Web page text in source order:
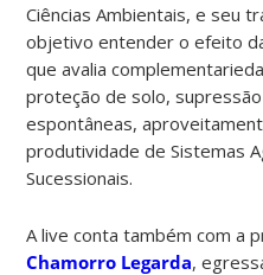
Ciências Ambientais, e seu
objetivo entender o efeito
que avalia
proteção de solo,
espontâneas,
produtividade de Sistemas
Sucessionais.
A live conta também com a
Chamorro Legarda,